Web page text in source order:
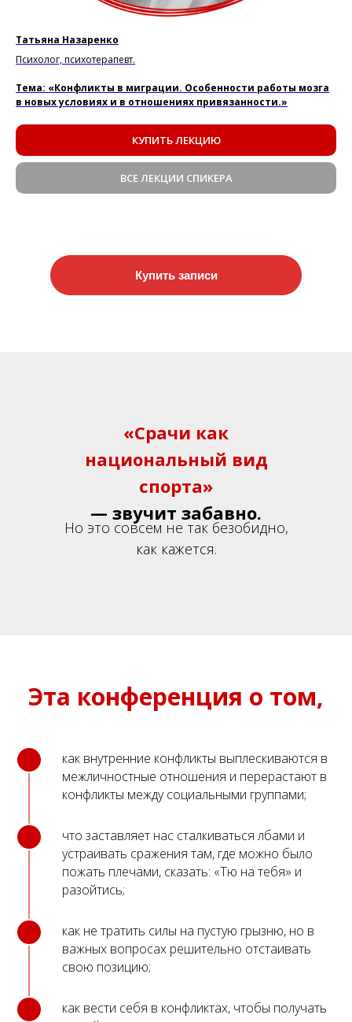
Татьяна Назаренко
Психолог, психотерапевт.
Тема: «Конфликты в миграции. Особенности работы мозга
в новых условиях и в отношениях привязанности.»
КУПИТЬ ЛЕКЦИЮ
ВСЕ ЛЕКЦИИ СПИКЕРА
Купить записи
«Срачи как
национальный вид
спорта»
— звучит забавно.
Но это совсем не так безобидно,
как кажется.
Эта конференция о том,
как внутренние конфликты выплескиваются в
межличностные отношения и перерастают в
конфликты между социальными группами;
что заставляет нас сталкиваться лбами и
устраивать сражения там, где можно было
пожать плечами, сказать: «Тю на тебя» и
разойтись;
как не тратить силы на пустую грызню, но в
важных вопросах решительно отстаивать
свою позицию;
как вести себя в конфликтах, чтобы получать